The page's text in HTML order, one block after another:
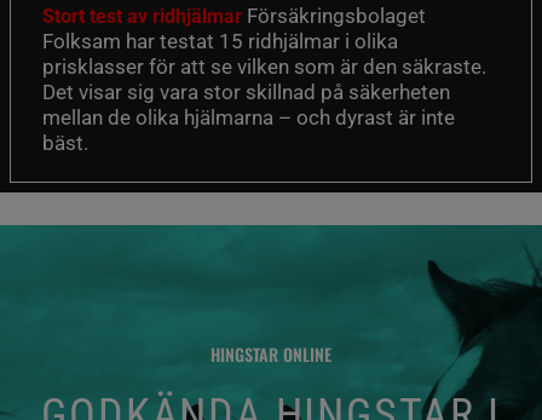
Stort test av ridhjälmar Försäkringsbolaget
Folksam har testat 15 ridhjälmar i olika
prisklasser för att se vilken som är den säkraste.
Det visar sig vara stor skillnad på säkerheten
mellan de olika hjälmarna – och dyrast är inte
bäst.
HINGSTAR ONLINE